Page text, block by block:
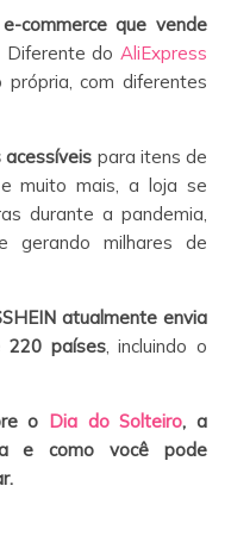
commerce que vende
. Diferente do AliExpress
própria, com diferentes
para itens de
e muito mais, a loja se
durante a pandemia,
gerando milhares de
atualmente envia
220 países, incluindo o
o Dia do Solteiro, a
e como você pode